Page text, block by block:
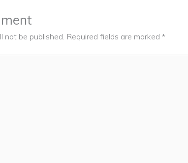
not be published. Required fields are marked *